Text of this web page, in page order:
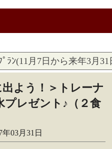
ﾗﾝ(11月7日から来年3月
よう！＞トレーナ
プレゼント♪（２食
03月31日